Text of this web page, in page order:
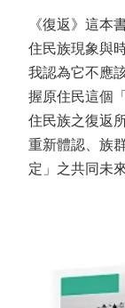
《復返》這本
住民族現象與
我認為它不應
握原住民這個
住民族之復返
重新體認、族
定」之共同未